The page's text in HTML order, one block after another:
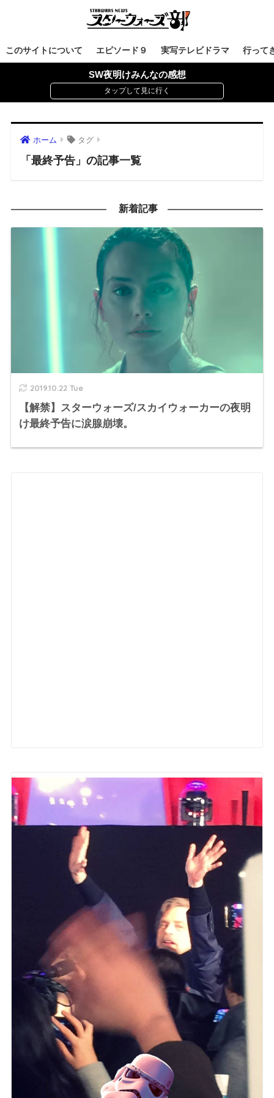
このサイトについて エピソード９ 実写テレビドラマ 行って
SW夜明けみんなの感想
ホーム タグ
「最終予告」の記事一覧
新着記事
2019.10.22 Tue
【解禁】スターウォーズ/スカイウォーカーの夜明
け最終予告に涙腺崩壊。